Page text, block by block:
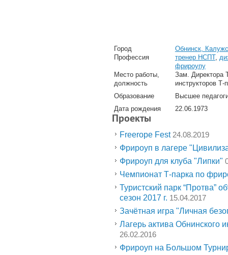
Город
Обнинск,
Профессия
тренер НСПТ,
фрироупу
Место работы,
должность
Зам. Директора
инструкторов Т-
Образование
Высшее
Дата рождения
22.06.1973
Проекты
Freerope Fest 24.08.2019
Фрироуп в лагере
Фрироуп для клуба "Липки"
Чемпионат Т-парка по
Туристский парк “Протва”
сезон 2017 г. 15.04.2017
Зачётная игра "Личная
Лагерь актива Обнинского
26.02.2016
Фрироуп на Большом